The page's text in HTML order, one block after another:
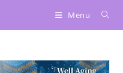
Menu